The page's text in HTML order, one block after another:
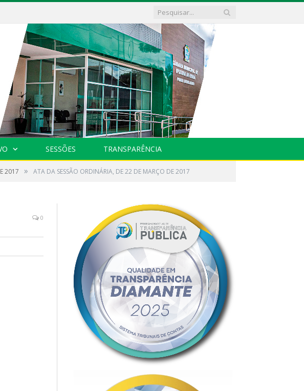
SESSÕES TRANSPARÊNCIA
2017 » ATA DA SESSÃO ORDINÁRIA, DE 22 DE MARÇO DE 2017
0